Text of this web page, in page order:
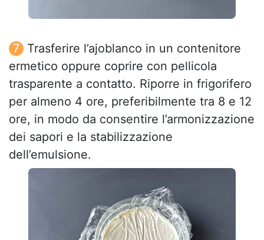
Trasferire l’ajoblanco in un contenitore
ermetico oppure coprire con pellicola
trasparente a contatto. Riporre in frigorifero
per almeno 4 ore, preferibilmente tra 8 e 12
ore, in modo da consentire l’armonizzazione
dei sapori e la stabilizzazione
dell’emulsione.